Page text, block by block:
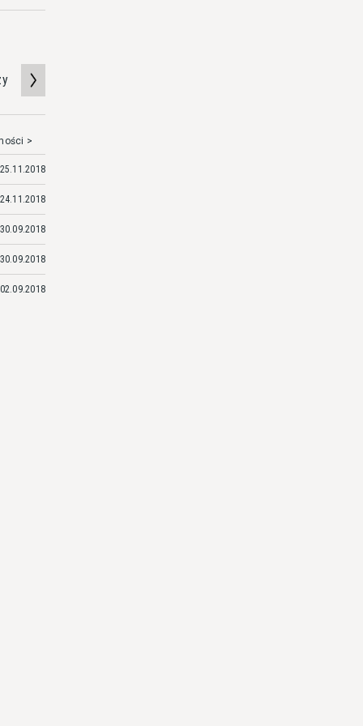
>
25.11.2018
24.11.2018
30.09.2018
30.09.2018
02.09.2018